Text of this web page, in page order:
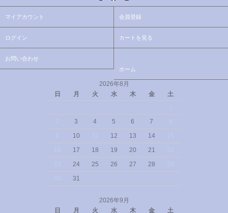
マイアカウント 会員登録
ログイン カートを見る
お問い合わせ
ホーム
2026年8月
日
月 火 水 木 金
土
3 4 5 6 7
10 12 13 14
17 18 19 20 21
24 25 26 27 28
31
2026年9月
日
月 火 水 木 金 土